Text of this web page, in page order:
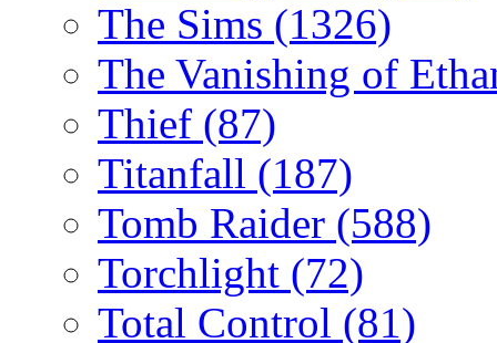
The Sims (1326)
The Vanishing of
Thief (87)
Titanfall (187)
Tomb Raider (588)
Torchlight (72)
Total Control (81)